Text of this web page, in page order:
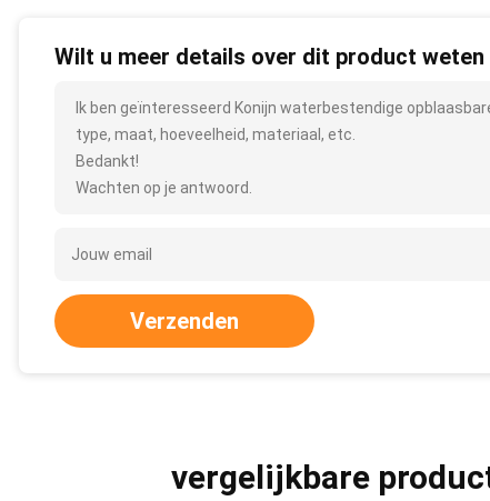
Wilt u meer details over dit product weten
Ik ben geïnteresseerd Konijn waterbestendige
type, maat, hoeveelheid, materiaal, etc.
Bedankt!
Wachten op je antwoord.
Verzenden
vergelijkbare